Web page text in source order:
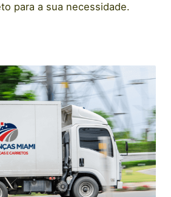
para a sua necessidade.